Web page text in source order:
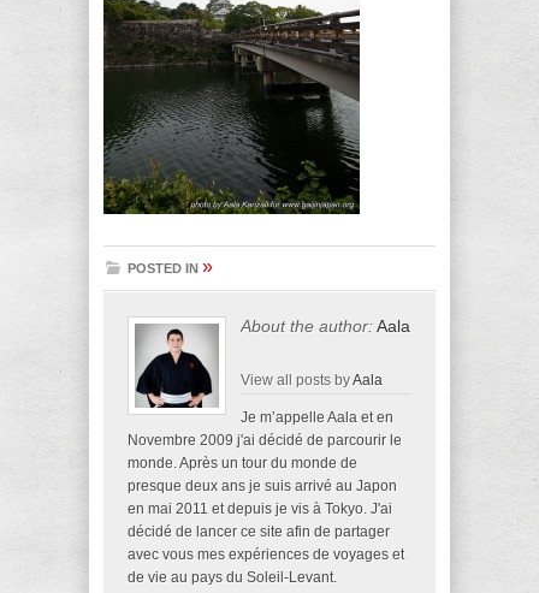
POSTED IN »
About the author:Aala
View all posts byAala
Je m’appelle Aala et en
Novembre 2009 j'ai décidé de parcourir le
monde. Après un tour du monde de
presque deux ans je suis arrivé au Japon
en mai 2011 et depuis je vis à Tokyo. J'ai
décidé de lancer ce site afin de partager
avec vous mes expériences de voyages et
de vie au pays du Soleil-Levant.